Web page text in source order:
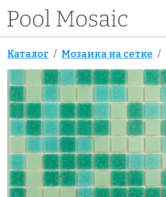
Каталог Мозаика на сетке